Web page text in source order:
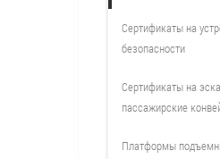
Сертификаты на
безопасности
Сертификаты на
пассажирские
Платформы